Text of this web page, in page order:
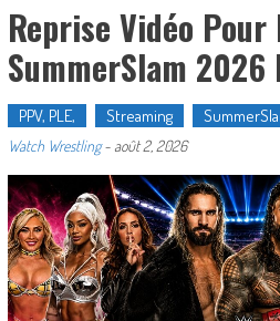
Reprise Vidéo Pour
SummerSlam
PPV, PLE, Streaming
Watch Wrestling- août 2, 2026